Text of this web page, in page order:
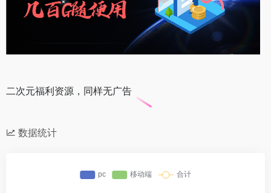
二次元福利资源，同样无广告
数据统计